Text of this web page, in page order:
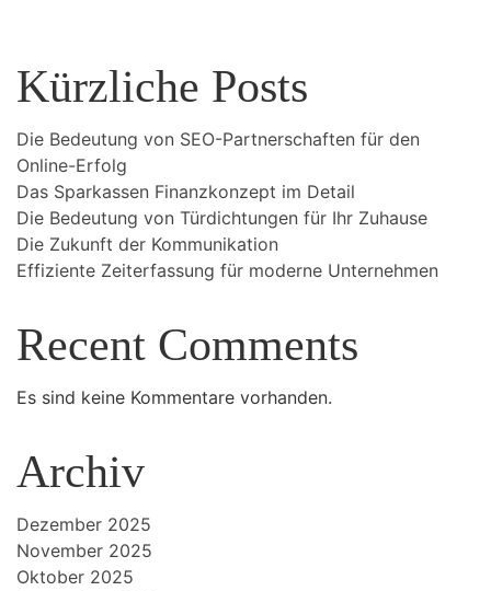
Kürzliche Posts
Die Bedeutung von SEO-Partnerschaften für den
Online-Erfolg
Das Sparkassen Finanzkonzept im Detail
Die Bedeutung von Türdichtungen für Ihr Zuhause
Die Zukunft der Kommunikation
Effiziente Zeiterfassung für moderne Unternehmen
Recent Comments
Es sind keine Kommentare vorhanden.
Archiv
Dezember 2025
November 2025
Oktober 2025